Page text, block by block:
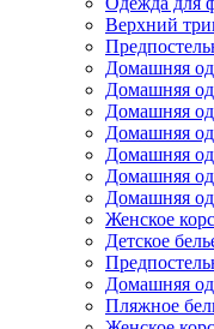
Верхний
Домашняя
Домашняя
Домашняя
Домашняя
Домашняя
Домашняя
Домашняя
Женское
Детское
Домашняя
Пляжное